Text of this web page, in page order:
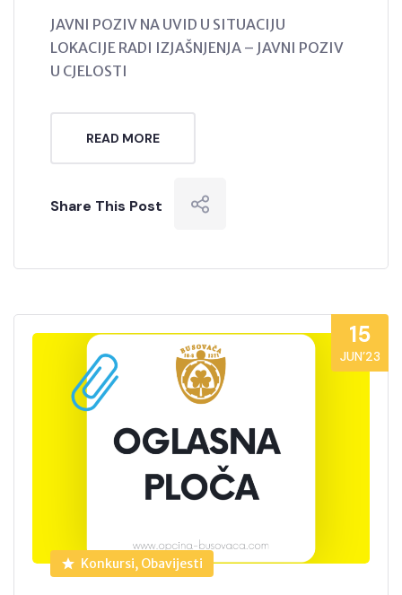
JAVNI POZIV NA UVID U SITUACIJU
LOKACIJE RADI IZJAŠNJENJA – JAVNI POZIV
U CJELOSTI
READ MORE
Share This Post
15
JUN’23
Konkursi, Obavijesti